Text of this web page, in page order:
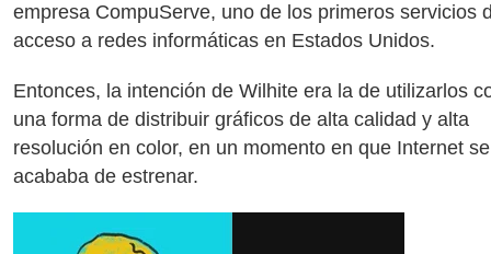
empresa CompuServe, uno de los primeros servicios
acceso a redes informáticas en Estados Unidos.
Entonces, la intención de Wilhite era la de utilizarlos
una forma de distribuir gráficos de alta calidad y alta
resolución en color, en un momento en que Internet se
acababa de estrenar.